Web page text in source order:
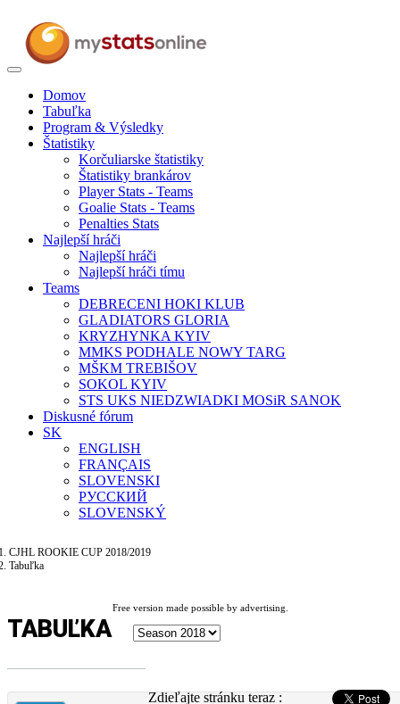
Toggle
navigationDomov
Tabuľka
Program & Výsledky
Štatistiky
Korčuliarske štatistiky
Štatistiky brankárov
Player Stats - Teams
Goalie Stats - Teams
Penalties Stats
Najlepší hráči
Najlepší hráči
Najlepší hráči tímu
Teams
DEBRECENI HOKI KLUB
GLADIATORS GLORIA
KRYZHYNKA KYIV
MMKS PODHALE NOWY TARG
MŠKM TREBIŠOV
SOKOL KYIV
STS UKS NIEDZWIADKI MOSiR SANOK
Diskusné fórum
SK
ENGLISH
FRANÇAIS
SLOVENSKI
РУССКИЙ
SLOVENSKÝ
CJHL ROOKIE CUP 2018/2019
Tabuľka
Free version made possible by advertising.
TABUĽKA
Zdieľajte stránku teraz :